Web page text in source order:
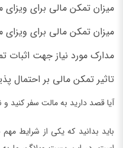
میزان تمکن مالی برای ویزای
میزان تمکن مالی برای ویزای
مدارک مورد نیاز جهت اثبات
تاثیر تمکن مالی بر احتمال
آیا قصد دارید به مالت سفر کنید و
باید بدانید که یکی از شرایط مهم